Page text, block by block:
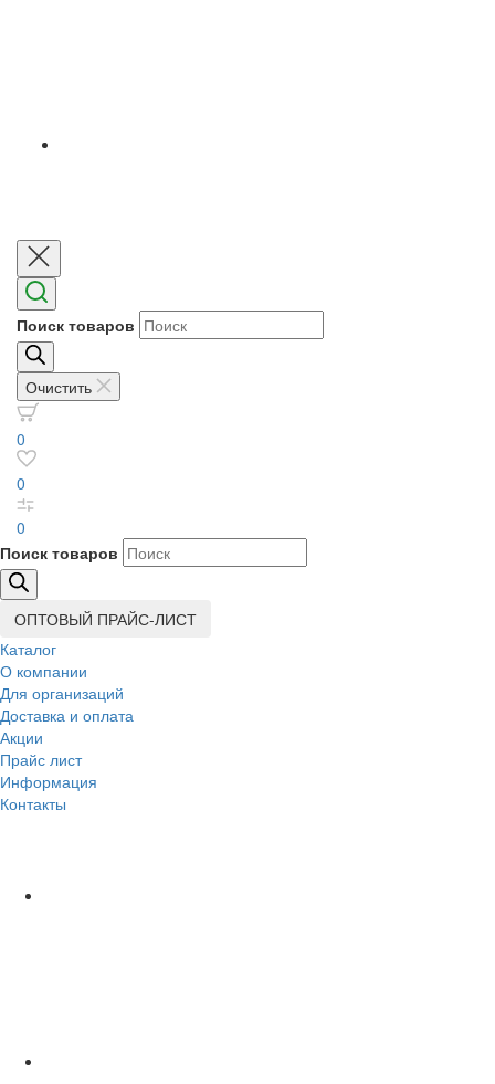
Поиск товаров
Очистить
0
0
0
Поиск товаров
ОПТОВЫЙ ПРАЙС-ЛИСТ
Каталог
О компании
Для организаций
Доставка и оплата
Акции
Прайс лист
Информация
Контакты